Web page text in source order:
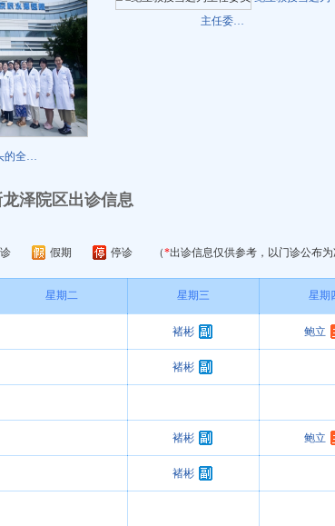
…
主任委…
泽院区出诊信息
假期 停诊 （*出诊信息仅供参考，以门诊公布为
星期二 星期三 星期
褚彬 鲍立
褚彬
褚彬 鲍立
褚彬